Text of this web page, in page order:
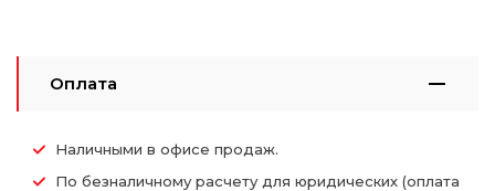
Оплата
Наличными в офисе продаж.
По безналичному расчету для юридических (оплата